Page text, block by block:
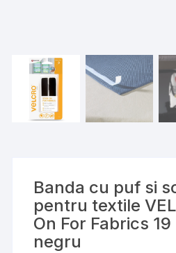
Banda cu puf si
pentru textile
On For Fabrics
negru